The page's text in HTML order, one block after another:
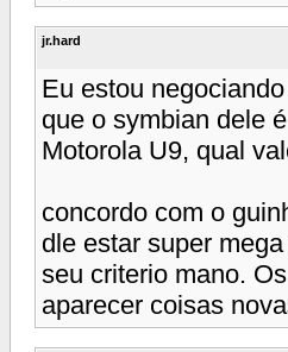
jr.hard
Eu estou
que o symbian dele
Motorola U9, qual
concordo com o
dle estar super
seu criterio mano.
aparecer coisas